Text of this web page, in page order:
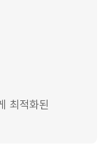
최적화된